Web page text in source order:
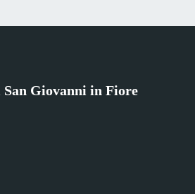
San Giovanni in Fiore